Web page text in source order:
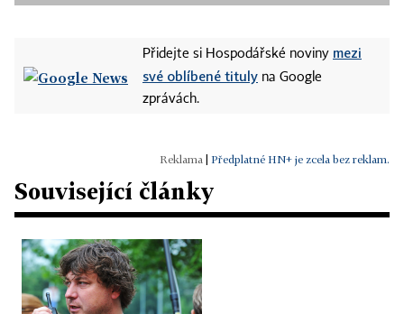
Přidejte si Hospodářské noviny mezi
své oblíbené tituly na Google
zprávách.
Předplatné HN+ je zcela bez reklam.
Související články